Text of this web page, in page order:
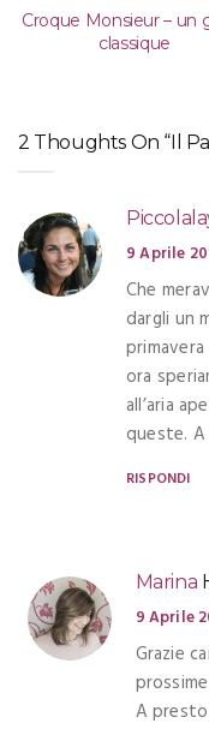
Croque Monsieur – un
classique
2 Thoughts On “Il
9 Aprile
Che
dargli un
ora
all’aria
queste.
RISPONDI
Marina
9 Aprile
Grazie
A presto